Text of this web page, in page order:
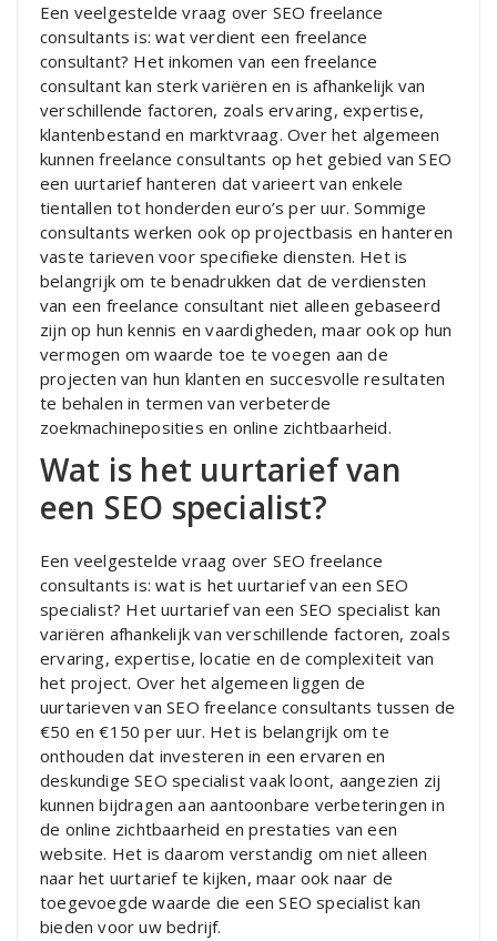
Een veelgestelde vraag over SEO freelance
consultants is: wat verdient een freelance
consultant? Het inkomen van een freelance
consultant kan sterk variëren en is afhankelijk van
verschillende factoren, zoals ervaring, expertise,
klantenbestand en marktvraag. Over het algemeen
kunnen freelance consultants op het gebied van SEO
een uurtarief hanteren dat varieert van enkele
tientallen tot honderden euro’s per uur. Sommige
consultants werken ook op projectbasis en hanteren
vaste tarieven voor specifieke diensten. Het is
belangrijk om te benadrukken dat de verdiensten
van een freelance consultant niet alleen gebaseerd
zijn op hun kennis en vaardigheden, maar ook op hun
vermogen om waarde toe te voegen aan de
projecten van hun klanten en succesvolle resultaten
te behalen in termen van verbeterde
zoekmachineposities en online zichtbaarheid.
Wat is het uurtarief van
een SEO specialist?
Een veelgestelde vraag over SEO freelance
consultants is: wat is het uurtarief van een SEO
specialist? Het uurtarief van een SEO specialist kan
variëren afhankelijk van verschillende factoren, zoals
ervaring, expertise, locatie en de complexiteit van
het project. Over het algemeen liggen de
uurtarieven van SEO freelance consultants tussen de
€50 en €150 per uur. Het is belangrijk om te
onthouden dat investeren in een ervaren en
deskundige SEO specialist vaak loont, aangezien zij
kunnen bijdragen aan aantoonbare verbeteringen in
de online zichtbaarheid en prestaties van een
website. Het is daarom verstandig om niet alleen
naar het uurtarief te kijken, maar ook naar de
toegevoegde waarde die een SEO specialist kan
bieden voor uw bedrijf.